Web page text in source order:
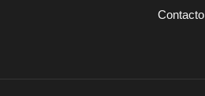
Contacto